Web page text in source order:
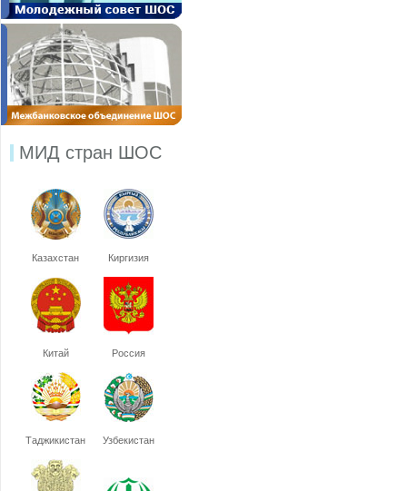
МИД стран ШОС
Казахстан Киргизия
Китай Россия
Таджикистан Узбекистан